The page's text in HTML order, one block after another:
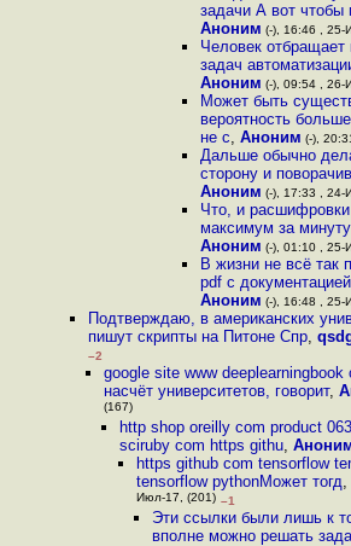
задачи А вот чтобы
Аноним (-), 16:46 , 25-
Человек
задач
Аноним (-), 09:54 , 26-
Может быть
вероятность
не с, Аноним (-),
Дальше обычно
сторону и
Аноним (-), 17:33 , 24-
Что, и
максимум за
Аноним (-), 01:10 , 25-
В жизни не всё так
pdf с
Аноним (-), 16:48 , 25-
Подтверждаю, в американских
пишут скрипты на Питоне Спр,
–2
google site www deeplearningbook
насчёт университетов, говорит,
(167)
http shop oreilly com product
sciruby com https githu,
https github com tensorflow
tensorflow pythonМожет тогд,
Июл-17, (201) –1
Эти ссылки были лишь к
вполне можно решать